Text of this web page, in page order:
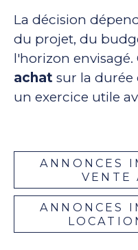
La décision
du projet, du
l'horizon
achat sur la durée
un exercice utile
ANNONCES
VENTE
ANNONCES